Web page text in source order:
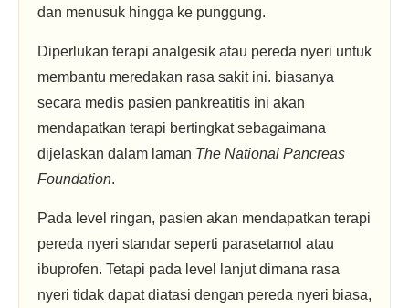
dan menusuk hingga ke punggung.
Diperlukan terapi analgesik atau pereda nyeri untuk
membantu meredakan rasa sakit ini. biasanya
secara medis pasien pankreatitis ini akan
mendapatkan terapi bertingkat sebagaimana
dijelaskan dalam laman The National Pancreas
Foundation.
Pada level ringan, pasien akan mendapatkan terapi
pereda nyeri standar seperti parasetamol atau
ibuprofen. Tetapi pada level lanjut dimana rasa
nyeri tidak dapat diatasi dengan pereda nyeri biasa,